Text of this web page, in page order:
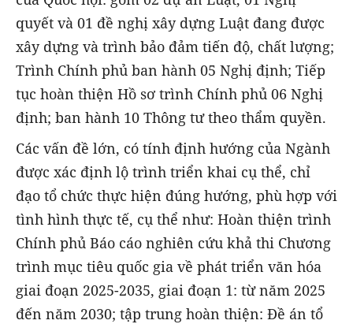
quyết và 01 đề nghị xây dựng Luật đang được
xây dựng và trình bảo đảm tiến độ, chất lượng;
Trình Chính phủ ban hành 05 Nghị định; Tiếp
tục hoàn thiện Hồ sơ trình Chính phủ 06 Nghị
định; ban hành 10 Thông tư theo thẩm quyền.
Các vấn đề lớn, có tính định hướng của Ngành
được xác định lộ trình triển khai cụ thể, chỉ
đạo tổ chức thực hiện đúng hướng, phù hợp với
tình hình thực tế, cụ thể như: Hoàn thiện trình
Chính phủ Báo cáo nghiên cứu khả thi Chương
trình mục tiêu quốc gia về phát triển văn hóa
giai đoạn 2025-2035, giai đoạn 1: từ năm 2025
đến năm 2030; tập trung hoàn thiện: Đề án tổ